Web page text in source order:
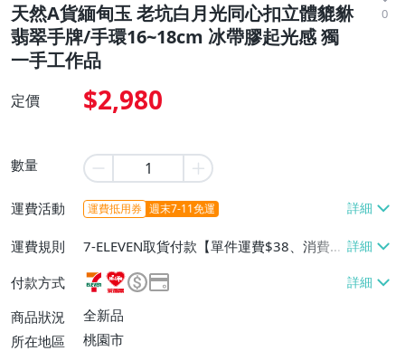
天然A貨緬甸玉 老坑白月光同心扣立體貔貅
翡翠手牌/手環16~18cm 冰帶膠起光感 獨
一手工作品
0
定價 $2,980
數量
運費活動 運費抵用券 週末7-11免運
運費規則
7-ELEVEN取貨付款【單件運費$38、消費滿
$2000免運費】、萊爾富取貨付款【單件運
費$60、消費滿$2000免運費】、宅配/貨運
【單件運費$120、消費滿$2500免運
費】、離島配送【單件運費$80、消費滿$2
付款方式
商品狀況
全新品
所在地區
桃園市